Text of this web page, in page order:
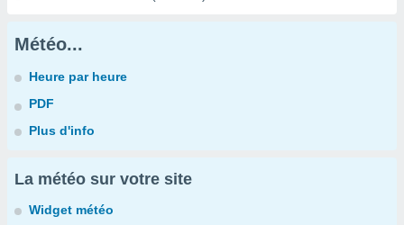
Météo...
Heure par heure
PDF
Plus d'info
La météo sur votre site
Widget météo